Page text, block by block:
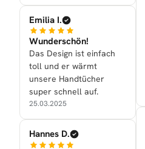
Emilia I.
Wunderschön!
Das Design ist einfach
toll und er wärmt
unsere Handtücher
super schnell auf.
25.03.2025
Hannes D.